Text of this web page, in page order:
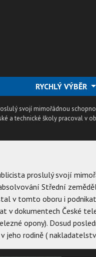
RYCHLÝ VÝBĚR
svojí mimořádnou
a technické školy pracoval v
proslulý svojí
Střední
v tomto oboru i
v dokumentech České
opony). Dosud
jeho rodině (